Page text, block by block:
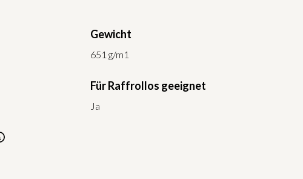
Gewicht
651 g/m1
Für Raffrollos geeignet
Ja